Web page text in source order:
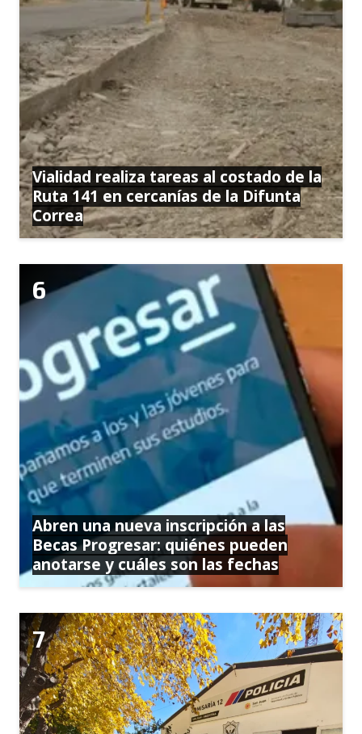
Vialidad realiza tareas al costado de la
Ruta 141 en cercanías de la Difunta
Correa
Abren una nueva inscripción a las
Becas Progresar: quiénes pueden
anotarse y cuáles son las fechas